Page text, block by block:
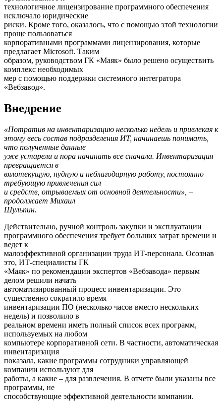
технологичное лицензирование программного обеспечения
исключало юридические
риски. Кроме того, оказалось, что с помощью этой технологии
проще пользоваться
корпоративными программами лицензирования, которые
предлагает Microsoft. Таким
образом, руководством ГК «Маяк» было решено осуществить
комплекс необходимых
мер с помощью поддержки системного интегратора
«Вебзавод».
Внедрение
«Потратив на инвентаризацию несколько недель и привлекая к
этому весь состав подразделения ИТ, начинаешь понимать,
что полученные данные
уже устарели и пора начинать все сначала. Инвентаризация
превращается в
вялотекущую, нудную и неблагодарную работу, постоянно
требующую привлечения сил
и средств, отрываемых от основной деятельности», –
продолжает Михаил
Шульпин.
Действительно, ручной контроль закупки и эксплуатации
программного обеспечения требует больших затрат времени и
ведет к
малоэффективной организации труда ИТ-персонала. Осознав
это, ИТ-специалисты ГК
«Маяк» по рекомендации экспертов «Вебзавода» первым
делом решили начать
автоматизированный процесс инвентаризации. Это
существенно сократило время
инвентаризации ПО (несколько часов вместо нескольких
недель) и позволило в
реальном времени иметь полный список всех программ,
используемых на любом
компьютере корпоративной сети. В частности, автоматическая
инвентаризация
показала, какие программы сотрудники управляющей
компании используют для
работы, а какие – для развлечения. В отчете были указаны все
программы, не
способствующие эффективной деятельности компании.